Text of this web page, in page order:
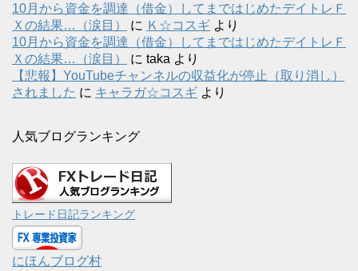
10月から資金を調達（借金）してまではじめたデイトレＦ
Ｘの結果…（涙目）
に Ｋ☆コスギ より
10月から資金を調達（借金）してまではじめたデイトレＦ
Ｘの結果…（涙目）
に taka より
【悲報】YouTubeチャンネルの収益化が停止（取り消し）
されました に キャラガ☆コスギ より
人気ブログランキング
トレード日記ランキング
にほんブログ村